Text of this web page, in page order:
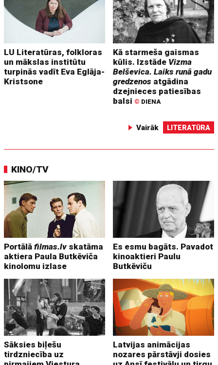
LU Literatūras, folkloras
un mākslas institūtu
turpinās vadīt Eva Eglāja-
Kristsone
Kā starmeša gaismas
kūlis. Izstāde Vizma
Belševica. Laiks runā gadu
gredzenos atgādina
dzejnieces patiesības
balsi © DIENA
Vairāk LITERATŪRA
KINO/TV
Portālāfilmas.lv skatāma
aktiera Paula Butkēviča
kinolomu izlase
Es esmu bagāts. Pavadot
kinoaktieri Paulu
Butkēviču
Sāksies biļešu
tirdzniecība uz
Latvijas animācijas
nozares pārstāvji dosies